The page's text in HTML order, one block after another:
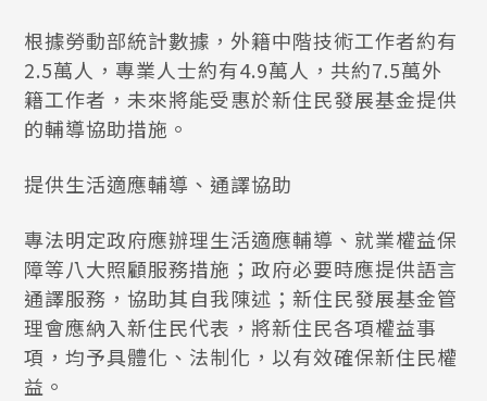
根據勞動部統計數據，外籍中階技術工作者約有
2.5萬人，專業人士約有4.9萬人，共約7.5萬外
籍工作者，未來將能受惠於新住民發展基金提供
的輔導協助措施。
提供生活適應輔導、通譯協助
專法明定政府應辦理生活適應輔導、就業權益保
障等八大照顧服務措施；政府必要時應提供語言
通譯服務，協助其自我陳述；新住民發展基金管
理會應納入新住民代表，將新住民各項權益事
項，均予具體化、法制化，以有效確保新住民權
益。